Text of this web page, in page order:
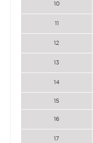
10
11
12
13
14
15
16
17